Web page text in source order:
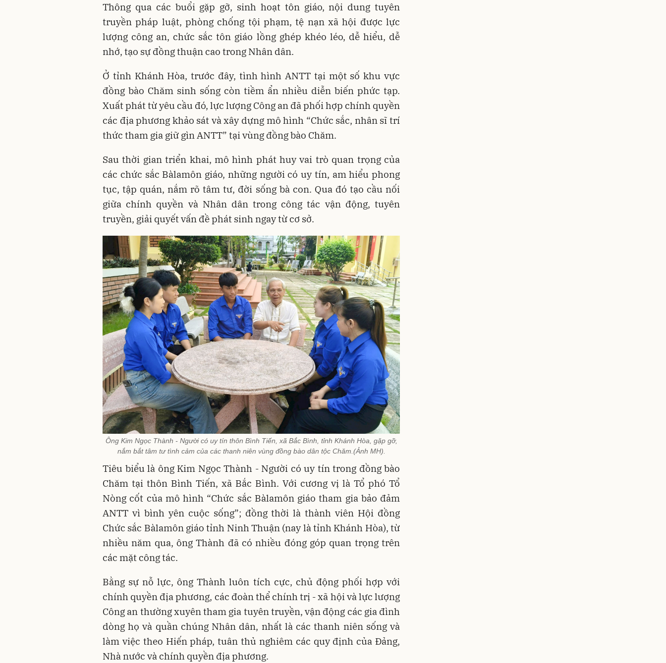
Thông qua các buổi gặp gỡ, sinh hoạt tôn giáo, nội dung tuyên
truyền pháp luật, phòng chống tội phạm, tệ nạn xã hội được lực
lượng công an, chức sắc tôn giáo lồng ghép khéo léo, dễ hiểu, dễ
nhớ, tạo sự đồng thuận cao trong Nhân dân.
Ở tỉnh Khánh Hòa, trước đây, tình hình ANTT tại một số khu vực
đồng bào Chăm sinh sống còn tiềm ẩn nhiều diễn biến phức tạp.
Xuất phát từ yêu cầu đó, lực lượng Công an đã phối hợp chính quyền
các địa phương khảo sát và xây dựng mô hình “Chức sắc, nhân sĩ trí
thức tham gia giữ gìn ANTT” tại vùng đồng bào Chăm.
Sau thời gian triển khai, mô hình phát huy vai trò quan trọng của
các chức sắc Bàlamôn giáo, những người có uy tín, am hiểu phong
tục, tập quán, nắm rõ tâm tư, đời sống bà con. Qua đó tạo cầu nối
giữa chính quyền và Nhân dân trong công tác vận động, tuyên
truyền, giải quyết vấn đề phát sinh ngay từ cơ sở.
Ông Kim Ngọc Thành - Người có uy tín thôn Bình Tiến, xã Bắc Bình, tỉnh Khánh Hòa, gặp gỡ,
nắm bắt tâm tư tình cảm của các thanh niên vùng đồng bào dân tộc Chăm.(Ảnh MH).
Tiêu biểu là ông Kim Ngọc Thành - Người có uy tín trong đồng bào
Chăm tại thôn Bình Tiến, xã Bắc Bình. Với cương vị là Tổ phó Tổ
Nòng cốt của mô hình “Chức sắc Bàlamôn giáo tham gia bảo đảm
ANTT vì bình yên cuộc sống”; đồng thời là thành viên Hội đồng
Chức sắc Bàlamôn giáo tỉnh Ninh Thuận (nay là tỉnh Khánh Hòa), từ
nhiều năm qua, ông Thành đã có nhiều đóng góp quan trọng trên
các mặt công tác.
Bằng sự nỗ lực, ông Thành luôn tích cực, chủ động phối hợp với
chính quyền địa phương, các đoàn thể chính trị - xã hội và lực lượng
Công an thường xuyên tham gia tuyên truyền, vận động các gia đình
dòng họ và quần chúng Nhân dân, nhất là các thanh niên sống và
làm việc theo Hiến pháp, tuân thủ nghiêm các quy định của Đảng,
Nhà nước và chính quyền địa phương.